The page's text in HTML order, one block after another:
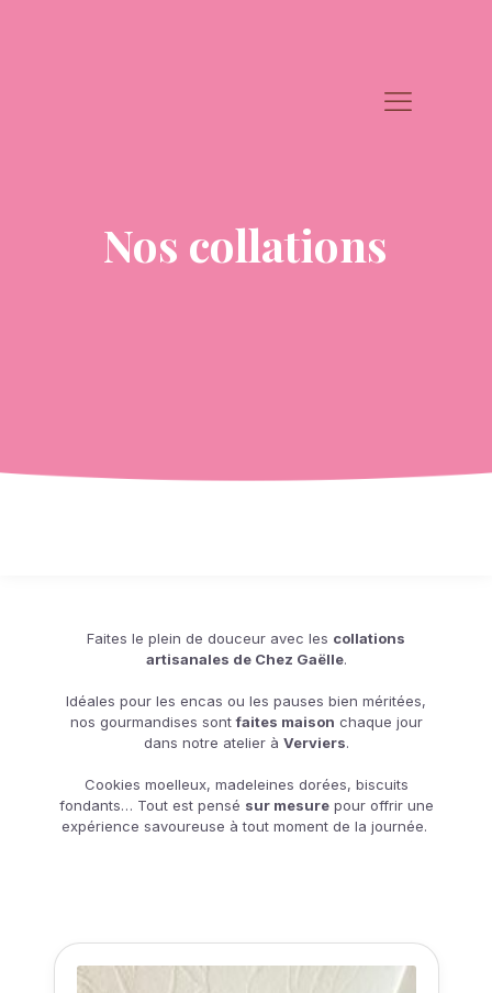
Nos collations
Faites le plein de douceur avec les collations
artisanales de Chez Gaëlle.
Idéales pour les encas ou les pauses bien méritées,
nos gourmandises sontfaites maison chaque jour
dans notre atelier à Verviers.
Cookies moelleux, madeleines dorées, biscuits
fondants… Tout est pensé sur mesurepour offrir une
expérience savoureuse à tout moment de la journée.